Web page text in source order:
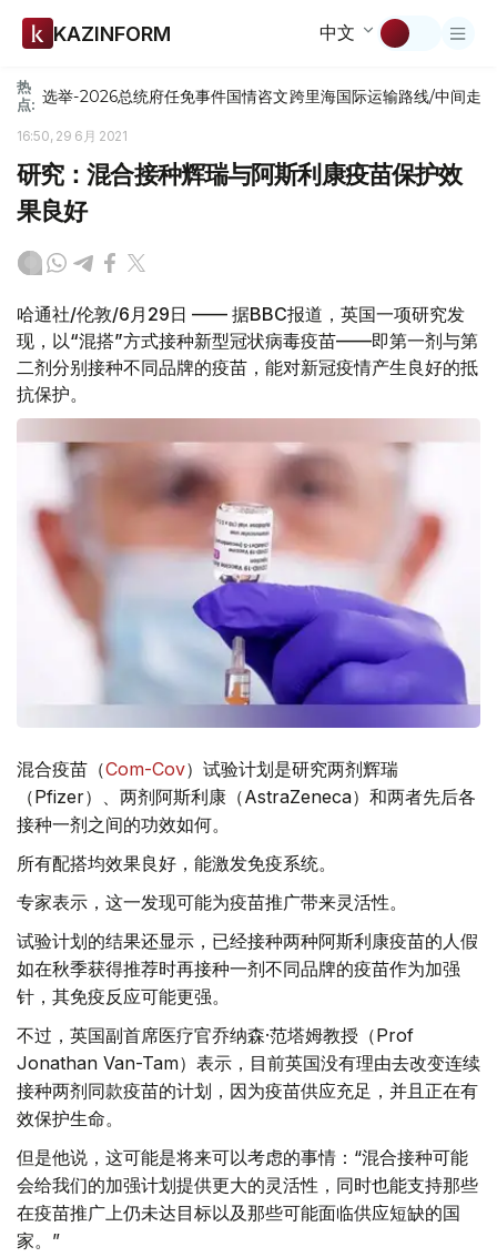
KAZINFORM 中文
热
点: 选举-2026总统府任免事件国情咨文跨里海国际运输路线/中间走廊
16:50, 29 6月 2021
研究：混合接种辉瑞与阿斯利康疫苗保护效
果良好
哈通社/伦敦/6月29日 —— 据BBC报道，英国一项研究发
现，以“混搭”方式接种新型冠状病毒疫苗——即第一剂与第
二剂分别接种不同品牌的疫苗，能对新冠疫情产生良好的抵
抗保护。
混合疫苗（Com-Cov）试验计划是研究两剂辉瑞
（Pfizer）、两剂阿斯利康（AstraZeneca）和两者先后各
接种一剂之间的功效如何。
所有配搭均效果良好，能激发免疫系统。
专家表示，这一发现可能为疫苗推广带来灵活性。
试验计划的结果还显示，已经接种两种阿斯利康疫苗的人假
如在秋季获得推荐时再接种一剂不同品牌的疫苗作为加强
针，其免疫反应可能更强。
不过，英国副首席医疗官乔纳森·范塔姆教授（Prof
Jonathan Van-Tam）表示，目前英国没有理由去改变连续
接种两剂同款疫苗的计划，因为疫苗供应充足，并且正在有
效保护生命。
但是他说，这可能是将来可以考虑的事情：“混合接种可能
会给我们的加强计划提供更大的灵活性，同时也能支持那些
在疫苗推广上仍未达目标以及那些可能面临供应短缺的国
家。”